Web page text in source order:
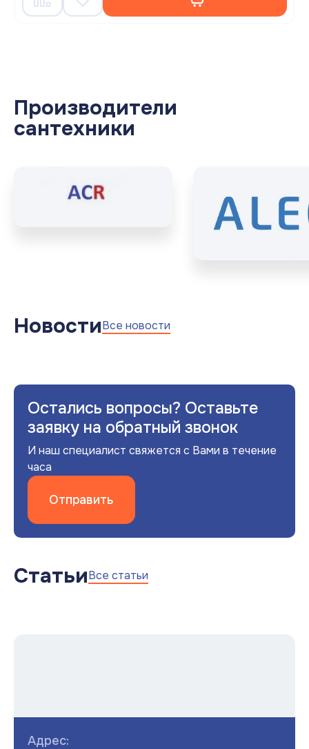
Производители
сантехники
НовостиВсе новости
Остались вопросы? Оставьте
заявку на обратный звонок
И наш специалист свяжется с Вами в течение
часа
Отправить
СтатьиВсе статьи
Адрес: